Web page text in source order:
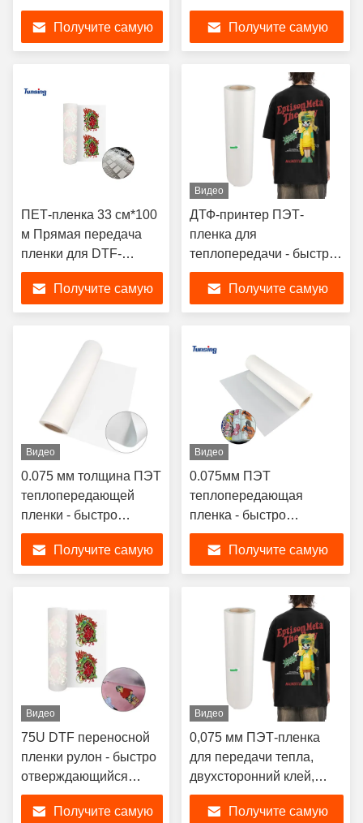
отверждение
холодный и горячий
пилинг для ДТФ
Получите самую
толщиной 75У для
печати передачи тепла
футболок
Получите самую
ПЕТ-пленка 33 см*100
м Прямая передача
пленки для DTF-
принтера
Получите самую
Видео
ДТФ-принтер ПЭТ-
пленка для
теплопередачи - быстро
отверждающаяся
толщина 75U
Двусторонний клей,
Получите самую
Видео
0.075 мм толщина ПЭТ
теплопередающей
пленки - быстро
отверждающийся
двойной боковой клей
для прямой передачи
Получите самую
Видео
0.075мм ПЭТ
теплопередающая
пленка - быстро
отверждающийся
двойной боковой клей
для прямой передачи
Получите самую
Видео
75U DTF переносной
пленки рулон - быстро
отверждающийся
двусторонний матовый
холодный и горячий
Получите самую
Видео
0,075 мм ПЭТ-пленка
для передачи тепла,
двухсторонний клей,
ширина 30 см, 60 см для
прямой передачи
Получите самую